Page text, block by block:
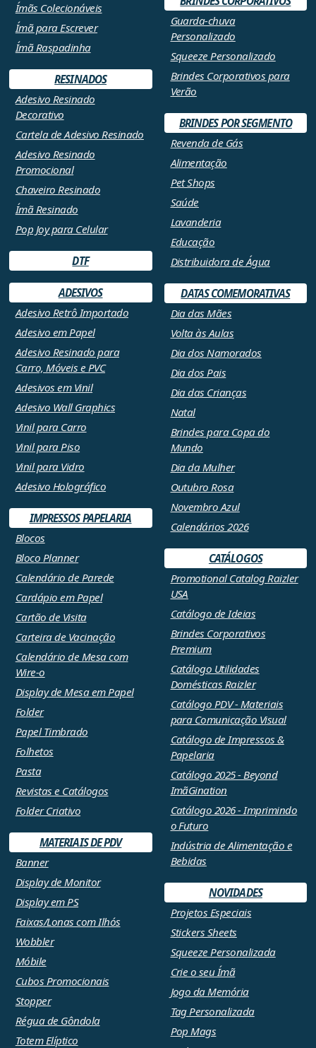
Ímãs Colecionáveis
Ímã para Escrever
Ímã Raspadinha
RESINADOS
Adesivo Resinado
Decorativo
Cartela de Adesivo Resinado
Adesivo Resinado
Promocional
Chaveiro Resinado
Ímã Resinado
Pop Joy para Celular
DTF
ADESIVOS
Adesivo Retrô Importado
Adesivo em Papel
Adesivo Resinado para
Carro, Móveis e PVC
Adesivos em Vinil
Adesivo Wall Graphics
Vinil para Carro
Vinil para Piso
Vinil para Vidro
Adesivo Holográfico
IMPRESSOS PAPELARIA
Blocos
Bloco Planner
Calendário de Parede
Cardápio em Papel
Cartão de Visita
Carteira de Vacinação
Calendário de Mesa com
Wire-o
Display de Mesa em Papel
Folder
Papel Timbrado
Folhetos
Pasta
Revistas e Catálogos
Folder Criativo
MATERIAIS DE PDV
Banner
Display de Monitor
Display em PS
Faixas/Lonas com Ilhós
Wobbler
Móbile
Cubos Promocionais
Stopper
Régua de Gôndola
Totem Elíptico
Guarda-chuva
Personalizado
Squeeze Personalizado
Brindes Corporativos para
Verão
BRINDES POR SEGMENTO
Revenda de Gás
Alimentação
Pet Shops
Saúde
Lavanderia
Educação
Distribuidora de Água
DATAS COMEMORATIVAS
Dia das Mães
Volta às Aulas
Dia dos Namorados
Dia dos Pais
Dia das Crianças
Natal
Brindes para Copa do
Mundo
Dia da Mulher
Outubro Rosa
Novembro Azul
Calendários 2026
CATÁLOGOS
Promotional Catalog Raizler
USA
Catálogo de Ideias
Brindes Corporativos
Premium
Catálogo Utilidades
Domésticas Raizler
Catálogo PDV - Materiais
para Comunicação Visual
Catálogo de Impressos &
Papelaria
Catálogo 2025 - Beyond
ImãGination
Catálogo 2026 - Imprimindo
o Futuro
Indústria de Alimentação e
Bebidas
NOVIDADES
Projetos Especiais
Stickers Sheets
Squeeze Personalizada
Crie o seu Ímã
Jogo da Memória
Tag Personalizada
Pop Mags